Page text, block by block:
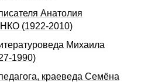
Анатолия
(1922-2010)
Михаила
1990)
краеведа Семёна